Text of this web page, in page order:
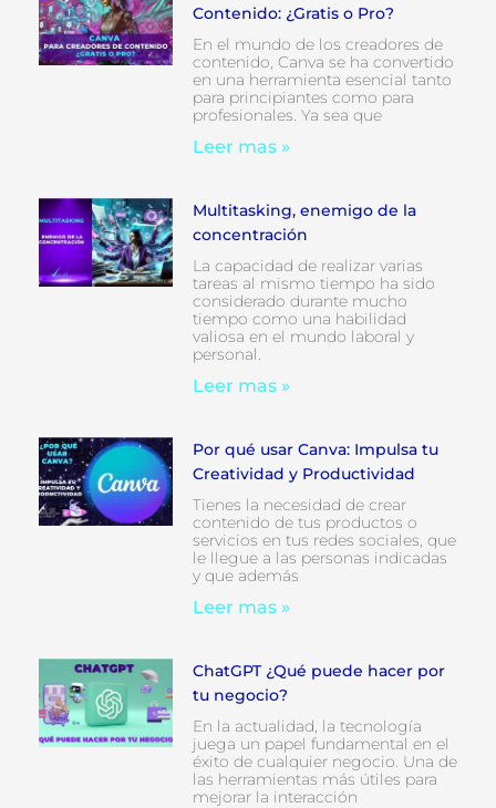
Contenido: ¿Gratis o Pro?
En el mundo de los creadores de
contenido, Canva se ha convertido
en una herramienta esencial tanto
para principiantes como para
profesionales. Ya sea que
Leer mas »
Multitasking, enemigo de la
concentración
La capacidad de realizar varias
tareas al mismo tiempo ha sido
considerado durante mucho
tiempo como una habilidad
valiosa en el mundo laboral y
personal.
Leer mas »
Por qué usar Canva: Impulsa tu
Creatividad y Productividad
Tienes la necesidad de crear
contenido de tus productos o
servicios en tus redes sociales, que
le llegue a las personas indicadas
y que además
Leer mas »
ChatGPT ¿Qué puede hacer por
tu negocio?
En la actualidad, la tecnología
juega un papel fundamental en el
éxito de cualquier negocio. Una de
las herramientas más útiles para
mejorar la interacción